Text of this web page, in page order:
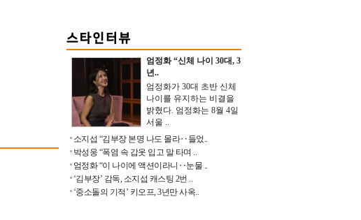
엄정화 “신체 나이 30대, 3
년..
엄정화가 30대 초반 신체
나이를 유지하는 비결을
밝혔다. 엄정화는 8월 4일
서울 ..
소지섭 “김부장 본명 나도 몰라‥들었..
박성웅 “폭염 속 갑옷 입고 말 타며 ..
엄정화 “이 나이에 액션이라니‥눈물 ..
‘김부장’ 감독, 소지섭 캐스팅 2번 ..
‘중소돌의 기적’ 키오프, 3년만 사옥..